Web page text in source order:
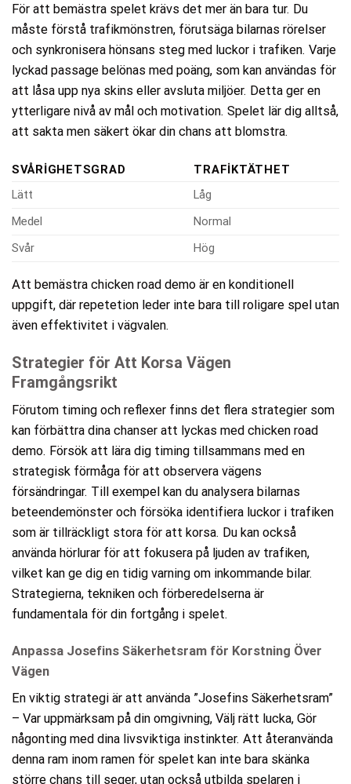
För att bemästra spelet krävs det mer än bara tur. Du
måste förstå trafikmönstren, förutsäga bilarnas rörelser
och synkronisera hönsans steg med luckor i trafiken. Varje
lyckad passage belönas med poäng, som kan användas för
att låsa upp nya skins eller avsluta miljöer. Detta ger en
ytterligare nivå av mål och motivation. Spelet lär dig alltså,
att sakta men säkert ökar din chans att blomstra.
SVÅRIGHETSGRAD
TRAFIKTÄTHET
Lätt
Låg
Medel
Normal
Svår
Hög
Att bemästra chicken road demo är en konditionell
uppgift, där repetetion leder inte bara till roligare spel utan
även effektivitet i vägvalen.
Strategier för Att Korsa Vägen
Framgångsrikt
Förutom timing och reflexer finns det flera strategier som
kan förbättra dina chanser att lyckas med chicken road
demo. Försök att lära dig timing tillsammans med en
strategisk förmåga för att observera vägens
försändringar. Till exempel kan du analysera bilarnas
beteendemönster och försöka identifiera luckor i trafiken
som är tillräckligt stora för att korsa. Du kan också
använda hörlurar för att fokusera på ljuden av trafiken,
vilket kan ge dig en tidig varning om inkommande bilar.
Strategierna, tekniken och förberedelserna är
fundamentala för din fortgång i spelet.
Anpassa Josefins Säkerhetsram för Korstning Över
Vägen
En viktig strategi är att använda ”Josefins Säkerhetsram”
– Var uppmärksam på din omgivning, Välj rätt lucka, Gör
någonting med dina livsviktiga instinkter. Att återanvända
denna ram inom ramen för spelet kan inte bara skänka
större chans till seger, utan också utbilda spelaren i